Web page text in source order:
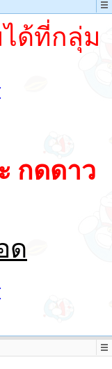
ด้ที่กลุ่ม
กดดาว
ด